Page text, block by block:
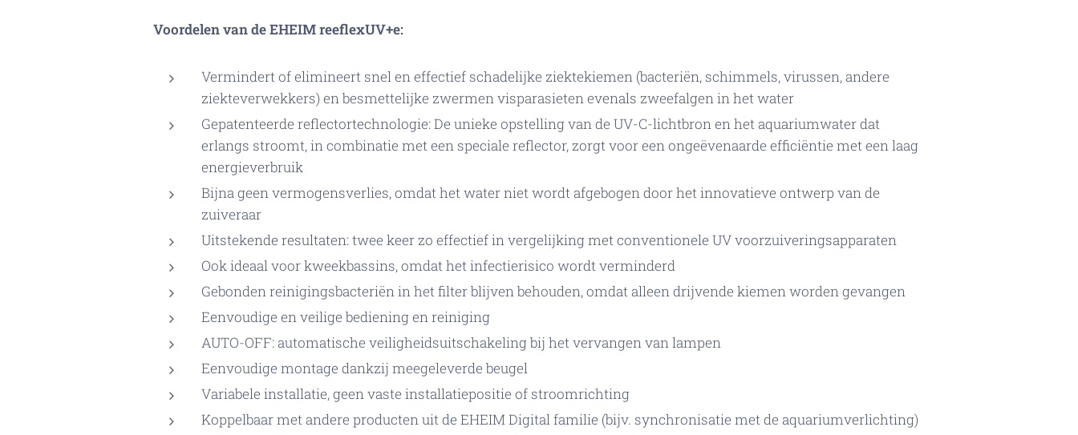
Voordelen van de EHEIM reeflexUV+e:
Vermindert of elimineert snel en effectief schadelijke ziektekiemen (bacteriën, schimmels, virussen, andere
ziekteverwekkers) en besmettelijke zwermen visparasieten evenals zweefalgen in het water
Gepatenteerde reflectortechnologie: De unieke opstelling van de UV-C-lichtbron en het aquariumwater dat
erlangs stroomt, in combinatie met een speciale reflector, zorgt voor een ongeëvenaarde efficiëntie met een laag
energieverbruik
Bijna geen vermogensverlies, omdat het water niet wordt afgebogen door het innovatieve ontwerp van de
zuiveraar
Uitstekende resultaten: twee keer zo effectief in vergelijking met conventionele UV voorzuiveringsapparaten
Ook ideaal voor kweekbassins, omdat het infectierisico wordt verminderd
Gebonden reinigingsbacteriën in het filter blijven behouden, omdat alleen drijvende kiemen worden gevangen
Eenvoudige en veilige bediening en reiniging
AUTO-OFF: automatische veiligheidsuitschakeling bij het vervangen van lampen
Eenvoudige montage dankzij meegeleverde beugel
Variabele installatie, geen vaste installatiepositie of stroomrichting
Koppelbaar met andere producten uit de EHEIM Digital familie (bijv. synchronisatie met de aquariumverlichting)